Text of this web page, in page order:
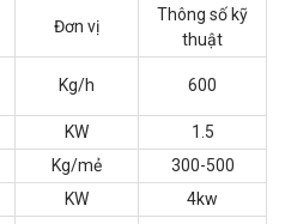
Đơn vị
Thông số kỹ
thuật
Kg/h 600
KW
1.5
Kg/mẻ
300-500
KW 4kw